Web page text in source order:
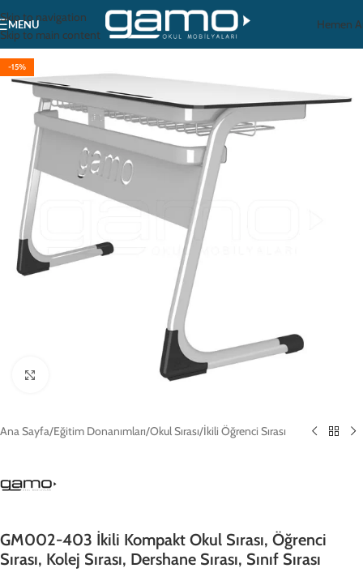
Skip to navigation
Skip to main content
MENU Hemen
-15%
Ana Sayfa/Eğitim Donanımları/Okul Sırası/İkili Öğrenci Sırası
GM002-403 İkili Kompakt Okul Sırası, Öğrenci
Sırası, Kolej Sırası, Dershane Sırası, Sınıf Sırası